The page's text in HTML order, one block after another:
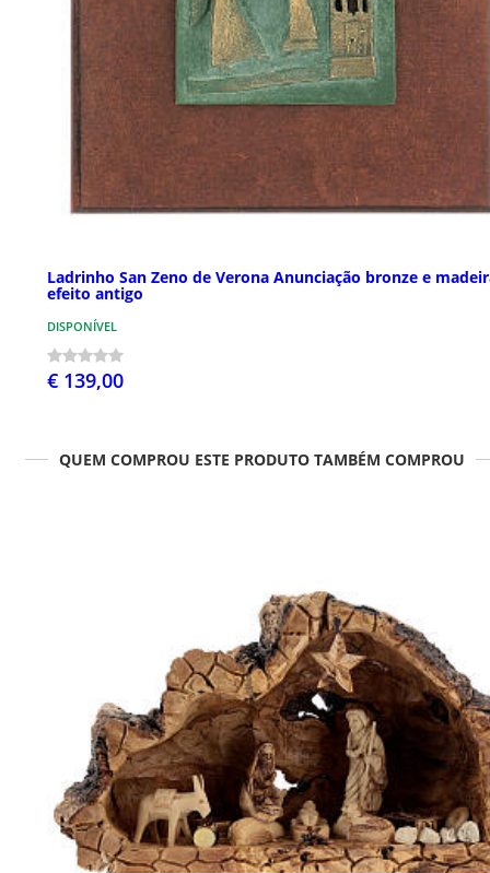
Ladrinho San Zeno de Verona Anunciação bronze e
efeito antigo
DISPONÍVEL
€ 139,00
QUEM COMPROU ESTE PRODUTO TAMBÉM COMPROU